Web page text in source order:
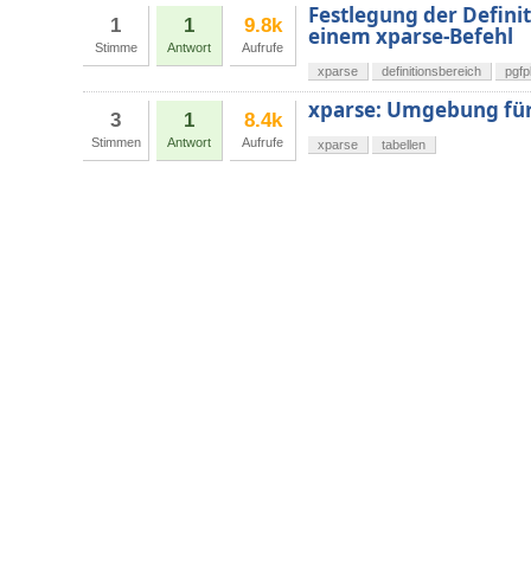
1
Stimme
1
Antwort
9.8k
Aufrufe
Festlegung der
einem xparse-Befehl
xparse definitionsbereich
3
Stimmen
1
Antwort
8.4k
Aufrufe
xparse: Umgebung
xparse tabellen